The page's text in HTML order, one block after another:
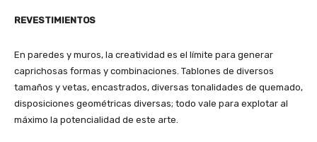
REVESTIMIENTOS
En paredes y muros, la creatividad es el límite para generar
caprichosas formas y combinaciones. Tablones de diversos
tamaños y vetas, encastrados, diversas tonalidades de quemado,
disposiciones geométricas diversas; todo vale para explotar al
máximo la potencialidad de este arte.